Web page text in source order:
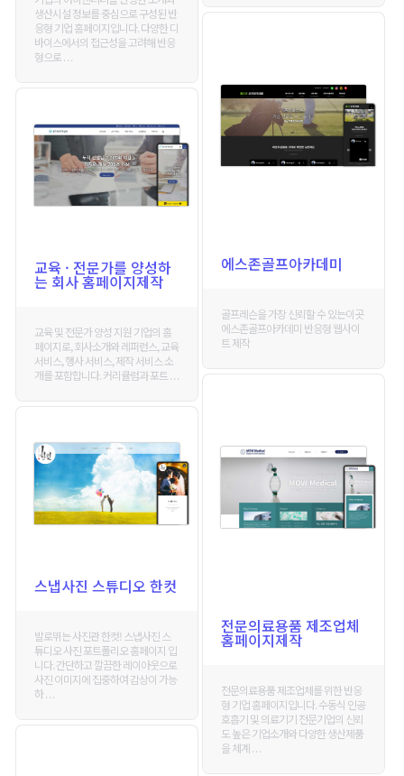
생산시설 정보를 중심으로 구성된 반
응형 기업 홈페이지입니다. 다양한 디
바이스에서의 접근성을 고려해 반응
형으로 . . .
에스존골프아카데미
골프레슨을 가장 신뢰할 수 있는이곳
에스존골프아카데미 반응형 웹사이
트 제작
교육 · 전문가를 양성하
는 회사 홈페이지제작
교육 및 전문가 양성 지원 기업의 홈
페이지로, 회사소개와 레퍼런스, 교육
서비스, 행사 서비스, 제작 서비스 소
개를 포함합니다. 커리큘럼과 포트 . . .
전문의료용품 제조업체
홈페이지제작
전문의료용품 제조업체를 위한 반응
형 기업 홈페이지입니다. 수동식 인공
호흡기 및 의료기기 전문기업의 신뢰
도 높은 기업소개와 다양한 생산제품
을 체계 . . .
스냅사진 스튜디오 한컷
발로뛰는 사진관 한컷! 스냅사진 스
튜디오 사진 포트폴리오 홈페이지 입
니다. 간단하고 깔끔한 레이아웃으로
사진 이미지에 집중하여 감상이 가능
하 . . .